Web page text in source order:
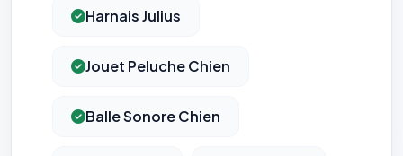
Harnais Julius
Jouet Peluche Chien
Balle Sonore Chien